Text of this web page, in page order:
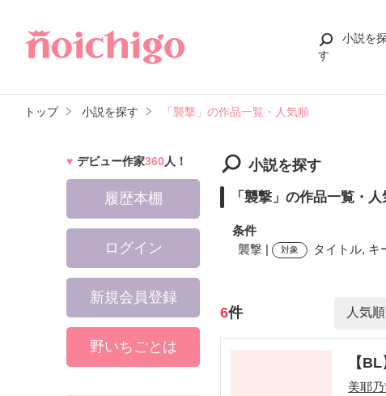
小説を探
す
トップ 小説を探す 「襲撃」の作品一覧・人気順
小説を探す
「襲撃」の作品一覧・
条件
襲撃 |
対象 タイトル, キ
6件
【
美耶
デビュー作家360人！
履歴本棚
ログイン
新規会員登録
野いちごとは